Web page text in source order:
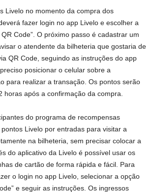
Livelo no momento da compra dos
fazer login no app Livelo e escolher a
Code”. O próximo passo é cadastrar um
o atendente da bilheteria que gostaria de
QR Code, seguindo as instruções do app
posicionar o celular sobre a
para realizar a transação. Os pontos serão
horas após a confirmação da compra.
do programa de recompensas
Livelo por entradas para visitar a
na bilheteria, sem precisar colocar a
do aplicativo da Livelo é possível usar os
de cartão de forma rápida e fácil. Para
o login no app Livelo, selecionar a opção
e seguir as instruções. Os ingressos